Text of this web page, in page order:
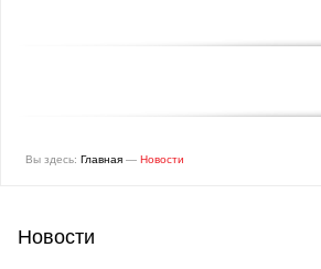
Вы здесь: Главная — Новости
Новости